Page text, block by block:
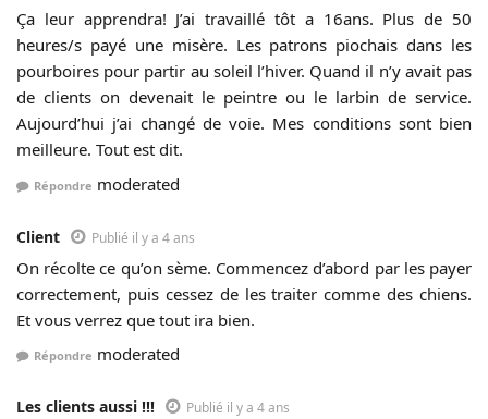
Ça leur apprendra! J’ai travaillé tôt a 16ans. Plus de 50
heures/s payé une misère. Les patrons piochais dans les
pourboires pour partir au soleil l’hiver. Quand il n’y avait pas
de clients on devenait le peintre ou le larbin de service.
Aujourd’hui j’ai changé de voie. Mes conditions sont bien
meilleure. Tout est dit.
Répondre moderated
Client Publié il y a 4 ans
On récolte ce qu’on sème. Commencez d’abord par les payer
correctement, puis cessez de les traiter comme des chiens.
Et vous verrez que tout ira bien.
Répondre moderated
Les clients aussi !!! Publié il y a 4 ans